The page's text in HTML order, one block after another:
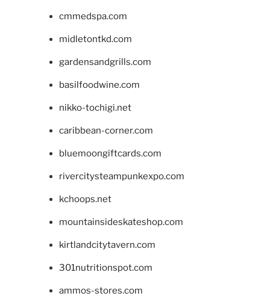
cmmedspa.com
midletontkd.com
gardensandgrills.com
basilfoodwine.com
nikko-tochigi.net
caribbean-corner.com
bluemoongiftcards.com
rivercitysteampunkexpo.com
kchoops.net
mountainsideskateshop.com
kirtlandcitytavern.com
301nutritionspot.com
ammos-stores.com